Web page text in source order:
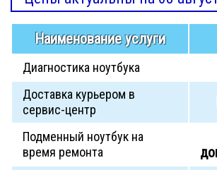
Наименование услуги
Диагностика ноутбука
Доставка курьером в
сервис-центр
Подменный ноутбук на
время ремонта